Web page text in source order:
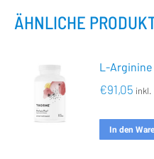
ÄHNLICHE
L-Arginine
€91,05 inkl.
In den